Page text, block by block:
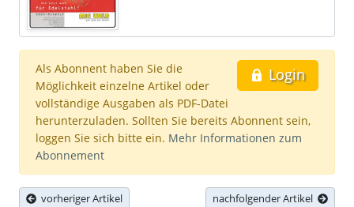
Login
Als Abonnent haben Sie die
Möglichkeit einzelne Artikel oder
vollständige Ausgaben als PDF-Datei
herunterzuladen. Sollten Sie bereits Abonnent sein,
loggen Sie sich bitte ein. Mehr Informationen zum
Abonnement
vorheriger Artikel nachfolgender Artikel